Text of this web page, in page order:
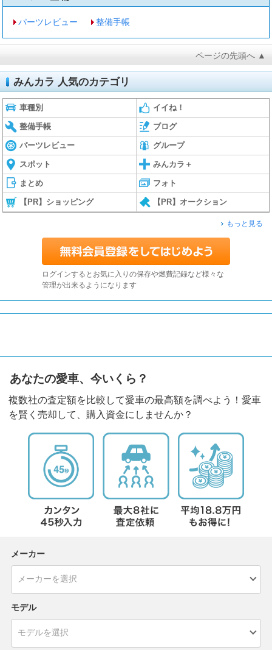
パーツレビュー 整備手帳
ページの先頭へ ▲
みんカラ 人気のカテゴリ
車種別 イイね！
整備手帳 ブログ
パーツレビュー グループ
スポット みんカラ＋
まとめ フォト
【PR】ショッピング 【PR】オークション
もっと見る
ログインするとお気に入りの保存や燃費記録など様々な
管理が出来るようになります
あなたの愛車、今いくら？
複数社の査定額を比較して愛車の最高額を調べよう！愛車
を賢く売却して、購入資金にしませんか？
メーカー
モデル